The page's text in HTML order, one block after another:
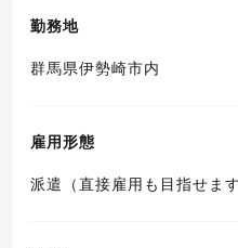
勤務地
群馬県伊勢崎市内
雇用形態
派遣（直接雇用も目指せます